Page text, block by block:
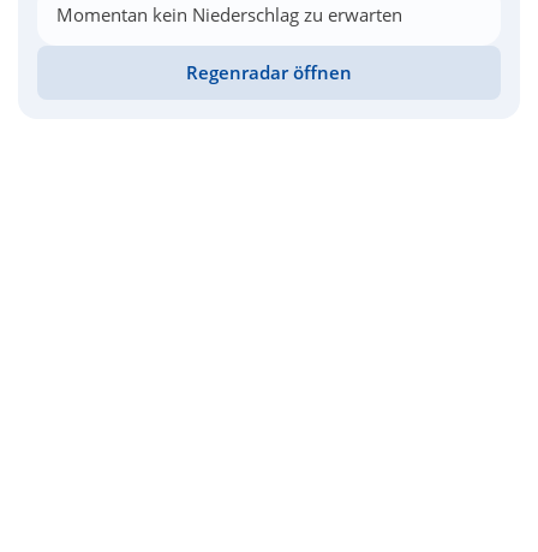
Momentan kein Niederschlag zu erwarten
Regenradar öffnen